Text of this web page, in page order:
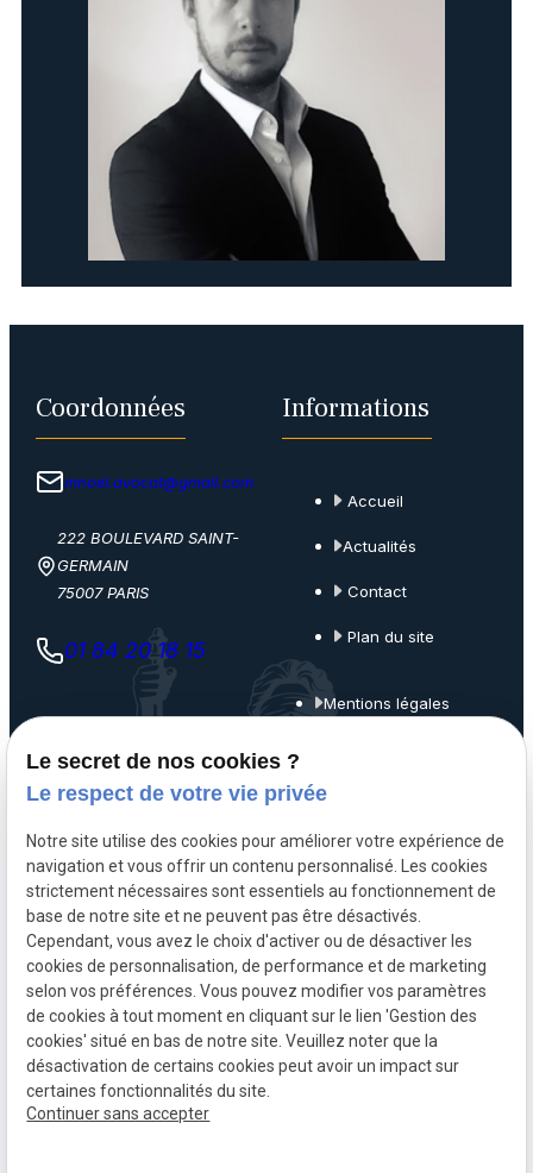
Coordonnées
mnoel.avocat@gmail.com
222 BOULEVARD SAINT-
GERMAIN
75007 PARIS
01 84 20 18 15
Informations
Accueil
Actualités
Contact
Plan du site
Mentions légales
A propos
Maître Mathieu NOËL, avocat pénaliste à Paris 7, assure une
défense réactive, rigoureuse et humaine en droit pénal
général, économique et d’urgence, à Paris, Bobigny et Evry.
Le secret de nos cookies ?
Le respect de votre vie privée
Notre site utilise des cookies pour améliorer votre expérience de
navigation et vous offrir un contenu personnalisé. Les cookies
strictement nécessaires sont essentiels au fonctionnement de
base de notre site et ne peuvent pas être désactivés.
Cependant, vous avez le choix d'activer ou de désactiver les
cookies de personnalisation, de performance et de marketing
selon vos préférences. Vous pouvez modifier vos paramètres
de cookies à tout moment en cliquant sur le lien 'Gestion des
cookies' situé en bas de notre site. Veuillez noter que la
désactivation de certains cookies peut avoir un impact sur
certaines fonctionnalités du site.
Continuer sans accepter